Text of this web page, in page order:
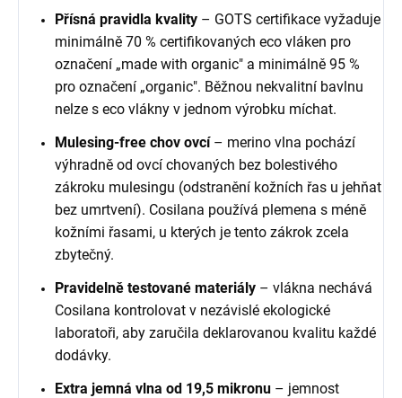
Přísná pravidla kvality – GOTS certifikace vyžaduje
minimálně 70 % certifikovaných eco vláken pro
označení „made with organic" a minimálně 95 %
pro označení „organic". Běžnou nekvalitní bavlnu
nelze s eco vlákny v jednom výrobku míchat.
Mulesing-free chov ovcí – merino vlna pochází
výhradně od ovcí chovaných bez bolestivého
zákroku mulesingu (odstranění kožních řas u jehňat
bez umrtvení). Cosilana používá plemena s méně
kožními řasami, u kterých je tento zákrok zcela
zbytečný.
Pravidelně testované materiály – vlákna nechává
Cosilana kontrolovat v nezávislé ekologické
laboratoři, aby zaručila deklarovanou kvalitu každé
dodávky.
Extra jemná vlna od 19,5 mikronu – jemnost